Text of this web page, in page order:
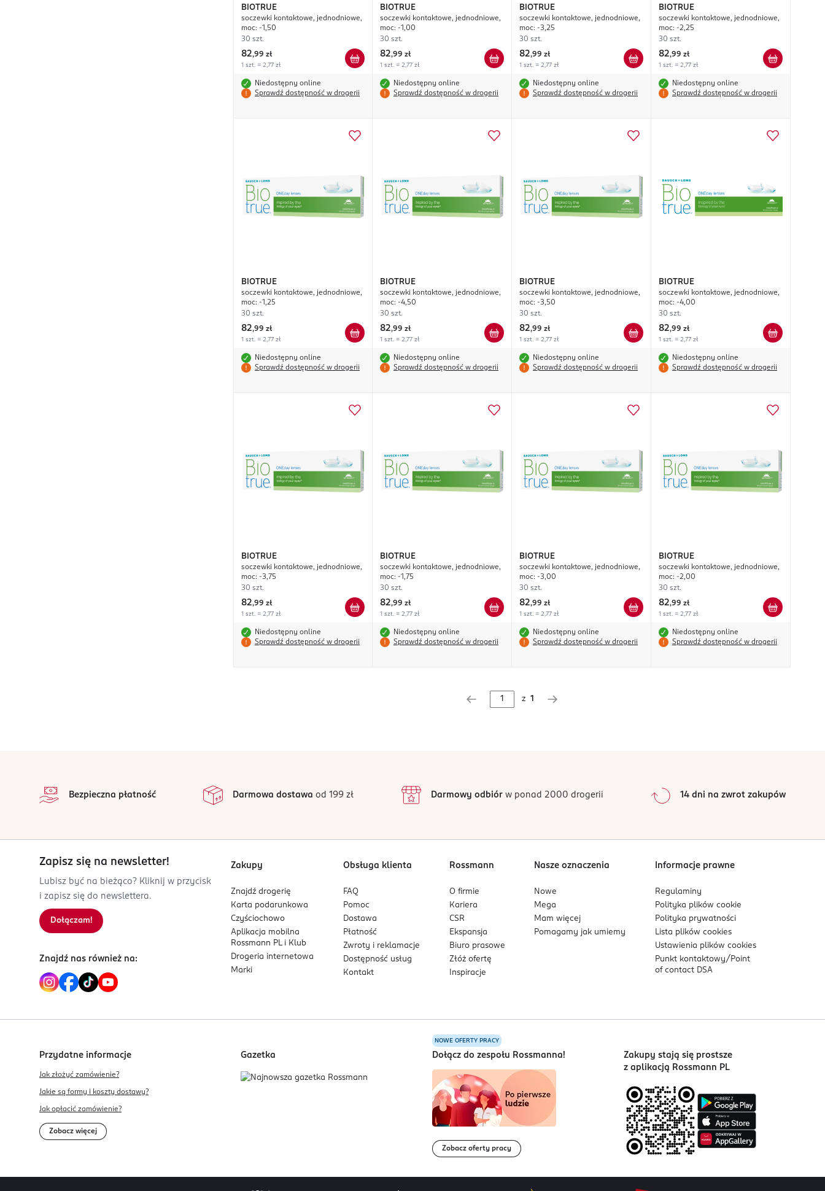
BIOTRUE
soczewki kontaktowe, jednodniowe,
moc: -1,50
30 szt.
82,99 zł
1 szt. = 2,77 zł
Niedostępny online
Sprawdź dostępność w drogerii
BIOTRUE
soczewki kontaktowe, jednodniowe,
moc: -1,00
30 szt.
82,99 zł
1 szt. = 2,77 zł
Niedostępny online
Sprawdź dostępność w drogerii
BIOTRUE
soczewki kontaktowe, jednodniowe,
moc: -3,25
30 szt.
82,99 zł
1 szt. = 2,77 zł
Niedostępny online
Sprawdź dostępność w drogerii
BIOTRUE
soczewki kontaktowe, jednodniowe,
moc: -2,25
30 szt.
82,99 zł
1 szt. = 2,77 zł
Niedostępny online
Sprawdź dostępność w drogerii
BIOTRUE
soczewki kontaktowe, jednodniowe,
moc: -1,25
30 szt.
82,99 zł
1 szt. = 2,77 zł
Niedostępny online
Sprawdź dostępność w drogerii
BIOTRUE
soczewki kontaktowe, jednodniowe,
moc: -4,50
30 szt.
82,99 zł
1 szt. = 2,77 zł
Niedostępny online
Sprawdź dostępność w drogerii
BIOTRUE
soczewki kontaktowe, jednodniowe,
moc: -3,50
30 szt.
82,99 zł
1 szt. = 2,77 zł
Niedostępny online
Sprawdź dostępność w drogerii
BIOTRUE
soczewki kontaktowe, jednodniowe,
moc: -4,00
30 szt.
82,99 zł
1 szt. = 2,77 zł
Niedostępny online
Sprawdź dostępność w drogerii
BIOTRUE
soczewki kontaktowe, jednodniowe,
moc: -3,75
30 szt.
82,99 zł
1 szt. = 2,77 zł
Niedostępny online
Sprawdź dostępność w drogerii
BIOTRUE
soczewki kontaktowe, jednodniowe,
moc: -1,75
30 szt.
82,99 zł
1 szt. = 2,77 zł
Niedostępny online
Sprawdź dostępność w drogerii
BIOTRUE
soczewki kontaktowe, jednodniowe,
moc: -3,00
30 szt.
82,99 zł
1 szt. = 2,77 zł
Niedostępny online
Sprawdź dostępność w drogerii
BIOTRUE
soczewki kontaktowe, jednodniowe,
moc: -2,00
30 szt.
82,99 zł
1 szt. = 2,77 zł
Niedostępny online
Sprawdź dostępność w drogerii
z 1
Bezpieczna płatność Darmowa dostawa od 199 zł Darmowy odbiórw ponad 2000 drogerii 14 dni na zwrot zakupów
Zapisz się na newsletter!
Lubisz być na bieżąco? Kliknij w przycisk
i zapisz się do newslettera.
Dołączam!
Znajdź nas również na:
Zakupy
Znajdź drogerię
Karta podarunkowa
Czyściochowo
Aplikacja mobilna
Rossmann PL i Klub
Drogeria internetowa
Marki
Obsługa klienta
FAQ
Pomoc
Dostawa
Płatność
Zwroty i reklamacje
Dostępność usług
Kontakt
Rossmann
O firmie
Kariera
CSR
Ekspansja
Biuro prasowe
Złóż ofertę
Inspiracje
Nasze oznaczenia
Nowe
Mega
Mam więcej
Pomagamy jak umiemy
Informacje prawne
Regulaminy
Polityka plikówcookie
Polityka prywatności
Lista plikówcookies
Ustawienia plikówcookies
Punkt kontaktowy/ Point
of contact DSA
Przydatne informacje
Jak złożyć zamówienie?
Jakie są formy i koszty dostawy?
Jak opłacić zamówienie?
Zobacz więcej
Gazetka
NOWE OFERTY PRACY
Dołącz do zespołu Rossmanna!
Zobacz oferty pracy
Zakupy stają się prostsze
z aplikacją Rossmann PL